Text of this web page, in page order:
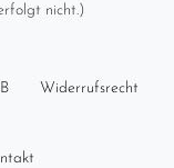
nicht.)
Widerrufs­recht